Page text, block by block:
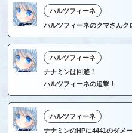
ハルツフィーネ
ハルツフィーネのクマさんク
ハルツフィーネ
ナナミンは回避！
ハルツフィーネの追撃！
ハルツフィーネ
ナナミンのHPに4441のダメー